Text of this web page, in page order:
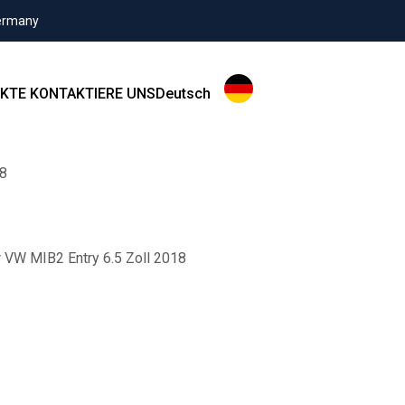
KONTAKTIERE UNSDeutsch
MIB2 Entry 6.5 Zoll 2018